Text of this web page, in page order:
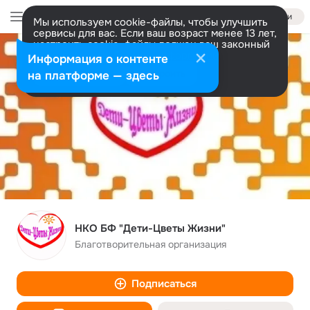
Войти
Мы используем cookie-файлы, чтобы улучшить
сервисы для вас. Если ваш возраст менее 13 лет,
настроить cookie-файлы должен ваш законный
представитель. Больше информации
Разрешить все Настроить
НКО БФ "Дети-Цветы Жизни"
Благотворительная организация
Подписаться
Информация о контенте
на платформе — здесь